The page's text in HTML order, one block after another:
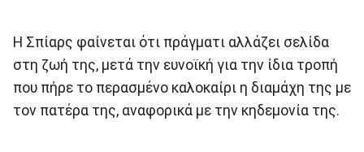
Η Σπίαρς φαίνεται ότι πράγματι αλλάζει σελίδα
στη ζωή της, μετά την ευνοϊκή για την ίδια τροπή
που πήρε το περασμένο καλοκαίρι η διαμάχη της με
τον πατέρα της, αναφορικά με την κηδεμονία της.